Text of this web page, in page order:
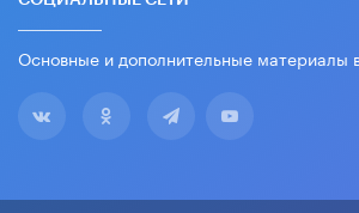
Основные и дополнительные материалы